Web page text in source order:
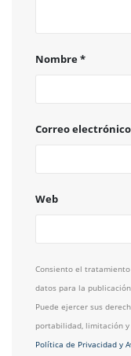
Nombre*
Correo electrónico
Web
Consiento el
datos para la
Puede ejercer sus
portabilidad, limitación
Política de Privacidad y